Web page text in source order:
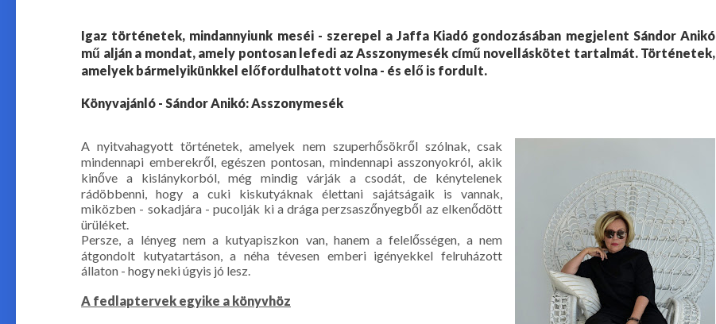
Igaz történetek, mindannyiunk meséi - szerepel a Jaffa Kiadó gondozásában megjelent Sándor Anikó
mű alján a mondat, amely pontosan lefedi az Asszonymesék című novelláskötet tartalmát. Történetek,
amelyek bármelyikünkkel előfordulhatott volna - és elő is fordult.
Könyvajánló - Sándor Anikó: Asszonymesék
A nyitvahagyott történetek, amelyek nem szuperhősökről szólnak, csak
mindennapi emberekről, egészen pontosan, mindennapi asszonyokról, akik
kinőve a kislánykorból, még mindig várják a csodát, de kénytelenek
rádöbbenni, hogy a cuki kiskutyáknak élettani sajátságaik is vannak,
miközben - sokadjára - pucolják ki a drága perzsaszőnyegből az elkenődött
ürüléket.
Persze, a lényeg nem a kutyapiszkon van, hanem a felelősségen, a nem
átgondolt kutyatartáson, a néha tévesen emberi igényekkel felruházott
állaton - hogy neki úgyis jó lesz.
A fedlaptervek egyike a könyvhöz